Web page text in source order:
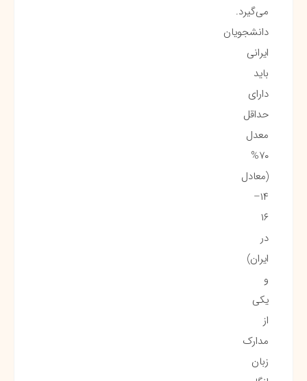
می‌گیرد.
دانشجویان
ایرانی
باید
دارای
حداقل
معدل
۷۰%
(معادل
۱۴–
۱۶
در
ایران)
و
یکی
از
مدارک
زبان